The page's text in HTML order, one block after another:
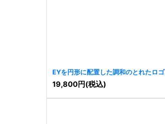
EYを円形に配置した調和のとれたロゴ
[7826]
19,800円(税込)